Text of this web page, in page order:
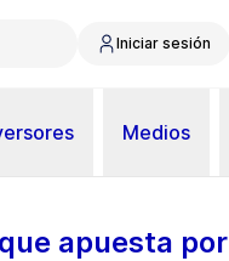
Iniciar sesión
Medios
apuesta por